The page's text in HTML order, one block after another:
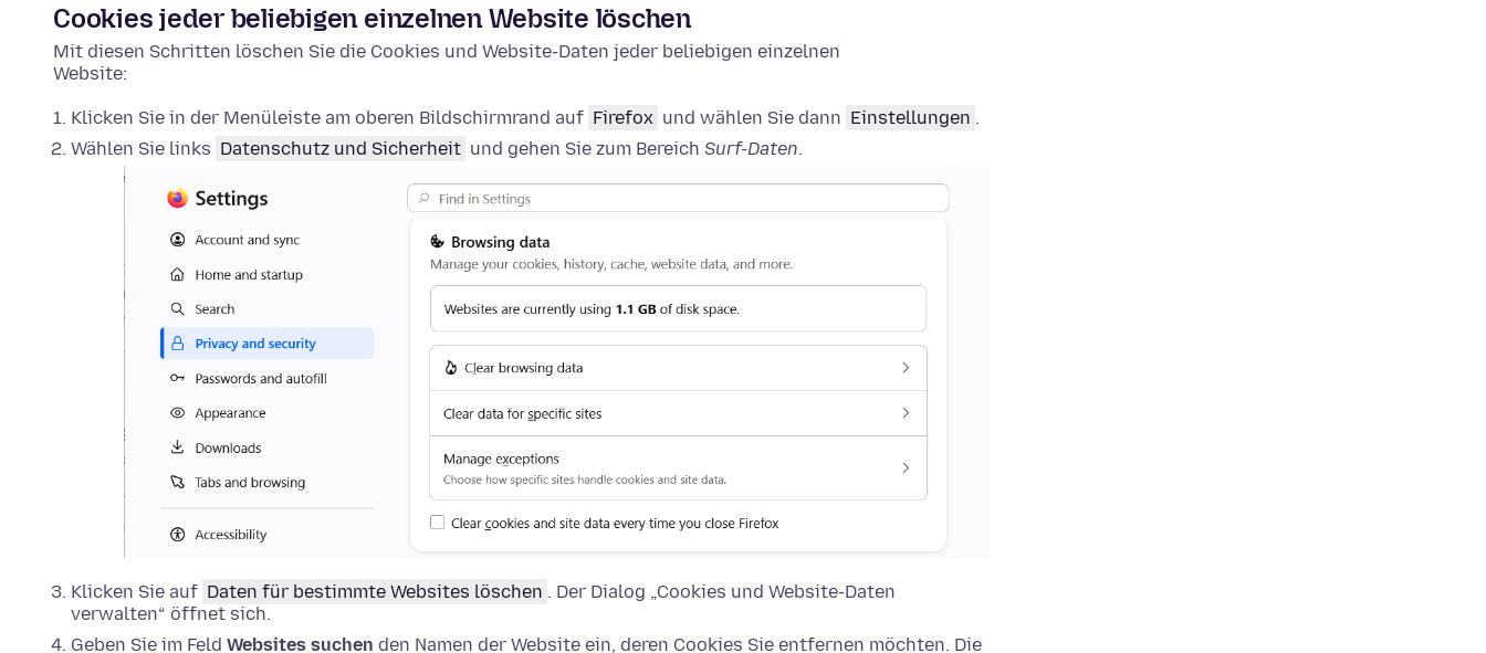
Cookies jeder beliebigen einzelnen Website löschen
Mit diesen Schritten löschen Sie die Cookies und Website-Daten jeder beliebigen einzelnen
Website:
Klicken Sie in der Menüleiste am oberen Bildschirmrand auf Firefox und wählen Sie dann Einstellungen .
Wählen Sie links Datenschutz und Sicherheit und gehen Sie zum Bereich Surf-Daten.
Klicken Sie auf Daten für bestimmte Websites löschen . Der Dialog „Cookies und Website-Daten
verwalten“ öffnet sich.
Geben Sie im Feld Websites suchen den Namen der Website ein, deren Cookies Sie entfernen möchten. Die